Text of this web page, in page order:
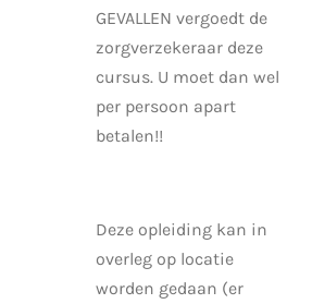
GEVALLEN vergoedt de
zorgverzekeraar deze
cursus. U moet dan wel
per persoon apart
betalen!!
Deze opleiding kan in
overleg op locatie
worden gedaan (er